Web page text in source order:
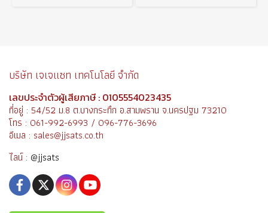
บริษัท เจเจแซท เทคโนโลยี จำกัด
เลขประจำตัวผู้เสียภาษี : 0105554023435
ที่อยู่ : 54/52 ม.8 ต.บางกระทึก อ.สามพราน จ.นครปฐม 73210
โทร : 061-992-6993 / 096-776-3696
อีเมล : sales@jjsats.co.th
ไลน์ : @jjsats